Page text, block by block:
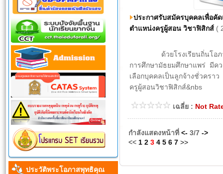
ประวัติพระโอภาสพุทธิคุณ
ประกาศรับสมัครบุคคลเพื่อคัด
ตำแหน่งครูผู้สอน วิชาฟิสิกส์ (
ด้วยโรงเรียนถิ่นโอภาส
การศึกษามัธยมศึกษาแพร่ มีค
เลือกบุคคลเป็นลูกจ้างชั่วคร
ครูผู้สอนวิชาฟิสิกส์&nbs
เฉลี่ย : Not
กำลังแสดงหน้าที่ <- 3/7 ->
<< 1 2 3 4 5 6 7 >>